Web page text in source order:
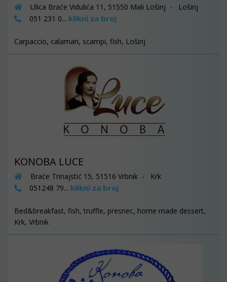
Ulica Braće Vidulića 11, 51550 Mali Lošinj - Lošinj
051 231 0... klikni za broj
Carpaccio, calamari, scampi, fish, Lošinj
KONOBA LUCE
Braće Trinajstić 15, 51516 Vrbnik - Krk
051248 79... klikni za broj
Bed&breakfast, fish, truffle, presnec, home made dessert,
Krk, Vrbnik